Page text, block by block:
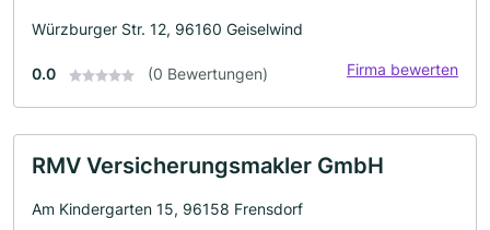
Würzburger Str. 12, 96160 Geiselwind
0.0 (0 Bewertungen) Firma bewerten
RMV Versicherungsmakler GmbH
Am Kindergarten 15, 96158 Frensdorf